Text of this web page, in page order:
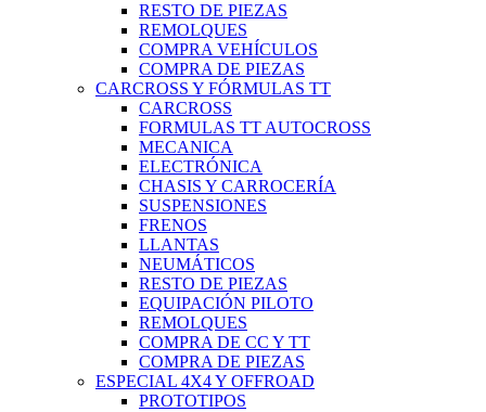
RESTO DE PIEZAS
REMOLQUES
COMPRA VEHÍCULOS
COMPRA DE PIEZAS
CARCROSS Y FÓRMULAS TT
CARCROSS
FORMULAS TT AUTOCROSS
MECANICA
ELECTRÓNICA
CHASIS Y CARROCERÍA
SUSPENSIONES
FRENOS
LLANTAS
NEUMÁTICOS
RESTO DE PIEZAS
EQUIPACIÓN PILOTO
REMOLQUES
COMPRA DE CC Y TT
COMPRA DE PIEZAS
ESPECIAL 4X4 Y OFFROAD
PROTOTIPOS